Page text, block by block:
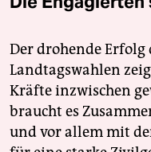
Der drohende Erfolg
Landtagswahlen
Kräfte inzwischen
braucht es
und vor allem mit